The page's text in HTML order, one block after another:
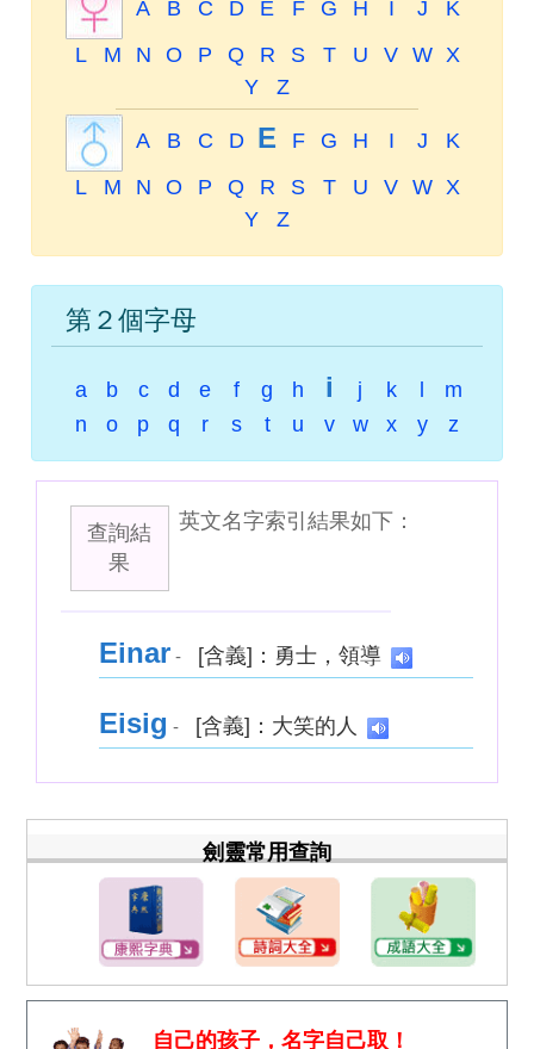
A B C D E F G H I J
K
L
M N O P Q R S T U V W X
Y
Z
A B C D E F G H I J
K
L
M N O P Q R S T U V W X
Y
Z
第２個字母
a b c d e f g h i j k
m
n
o p q r s t u v w x y z
查詢結
果
英文名字索引結果如下：
Einar - [含義]：勇士，領導
Eisig - [含義]：大笑的人
劍靈常用查詢
自己的孩子，名字自己取！